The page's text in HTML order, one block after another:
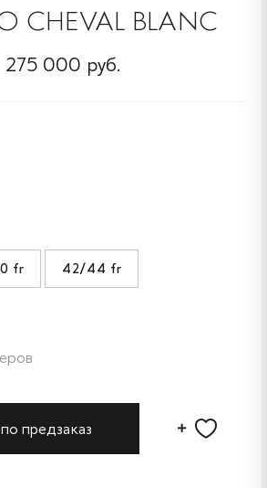
CHEVAL BLANC
275 000 руб.
fr 42/44 fr
предзаказ